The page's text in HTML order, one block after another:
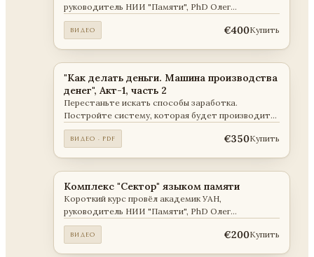
руководитель НИИ "Памяти", PhD Олег
Викторович Мальцев . Занятие: 15-28 Содержание
курса описано на сайте "Академии прикладных
ВИДЕО €400Купить
"Как делать деньги. Машина производства
денег", Акт-1, часть 2
Перестаньте искать способы заработка.
Постройте систему, которая будет производить
деньги.
ВИДЕО · PDF €350Купить
Комплекс "Сектор" языком памяти
Короткий курс провёл академик УАН,
руководитель НИИ "Памяти", PhD Олег
Викторович Мальцев . Содержание курса описано
на сайте "Академии прикладных наук"
ВИДЕО €200Купить